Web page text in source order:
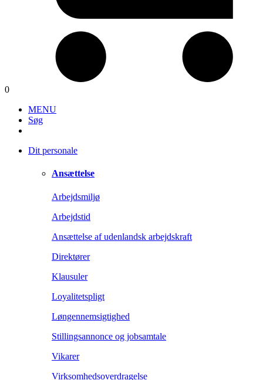
0
MENU
Søg
Dit personale
Ansættelse
Arbejdsmiljø
Arbejdstid
Ansættelse af udenlandsk arbejdskraft
Direktører
Klausuler
Loyalitetspligt
Løngennemsigtighed
Stillingsannonce og jobsamtale
Vikarer
Virksomhedsoverdragelse